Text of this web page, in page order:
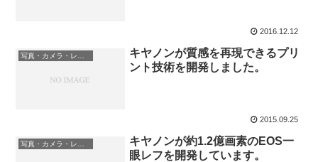
2016.12.12
写真・カメラ・レンズ
キヤノンが質感を再現できるプリ
ント技術を開発しました。
2015.09.25
キヤノンが約1.2億画素のEOS一
眼レフを開発しています。